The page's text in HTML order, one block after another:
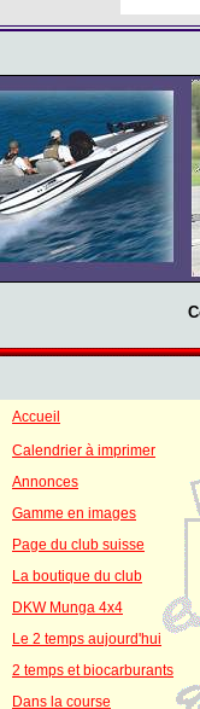
Accueil
Calendrier à imprimer
Annonces
Gamme en images
Page du club suisse
La boutique du club
DKW Munga 4x4
Le 2 temps aujourd'hui
2 temps et biocarburants
Dans la course